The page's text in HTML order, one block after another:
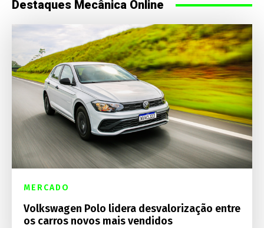
Destaques Mecânica Online
MERCADO
Volkswagen Polo lidera desvalorização entre
os carros novos mais vendidos